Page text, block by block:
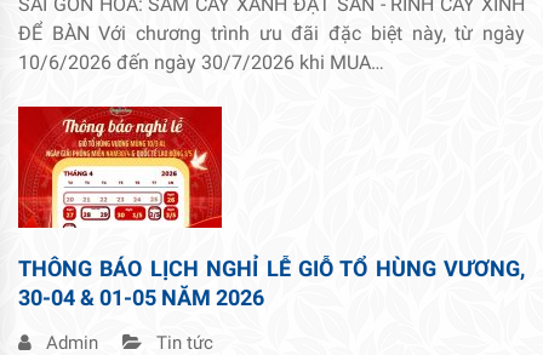
ĐỂ BÀN Với chương trình ưu đãi đặc biệt này, từ ngày
10/6/2026 đến ngày 30/7/2026 khi MUA…
THÔNG BÁO LỊCH NGHỈ LỄ GIỖ TỔ HÙNG VƯƠNG,
30-04 & 01-05 NĂM 2026
Admin Tin tức